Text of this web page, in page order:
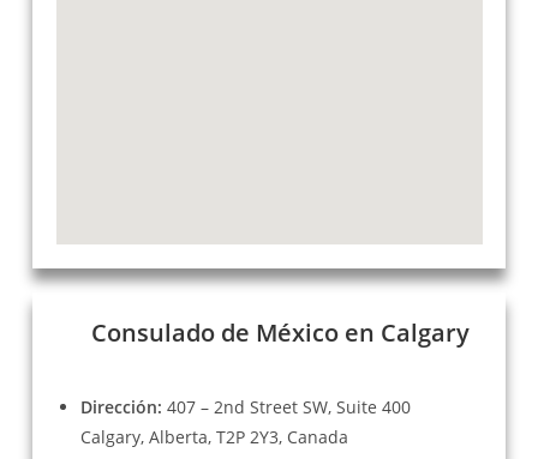
Consulado de México en Calgary
Dirección: 407 – 2nd Street SW, Suite 400
Calgary, Alberta, T2P 2Y3, Canada